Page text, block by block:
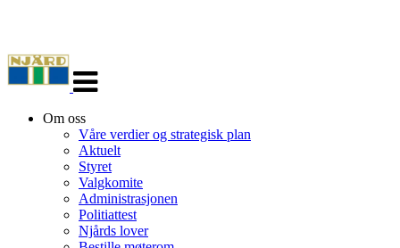
navigasjon
Om oss
Våre verdier og strategisk plan
Aktuelt
Styret
Valgkomite
Administrasjonen
Politiattest
Njårds lover